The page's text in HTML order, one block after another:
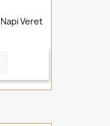
Veret